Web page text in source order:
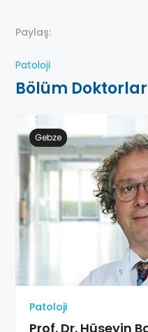
Paylaş:
Patoloji
Bölüm
Gebze
Patoloji
Prof. Dr. Hüseyin